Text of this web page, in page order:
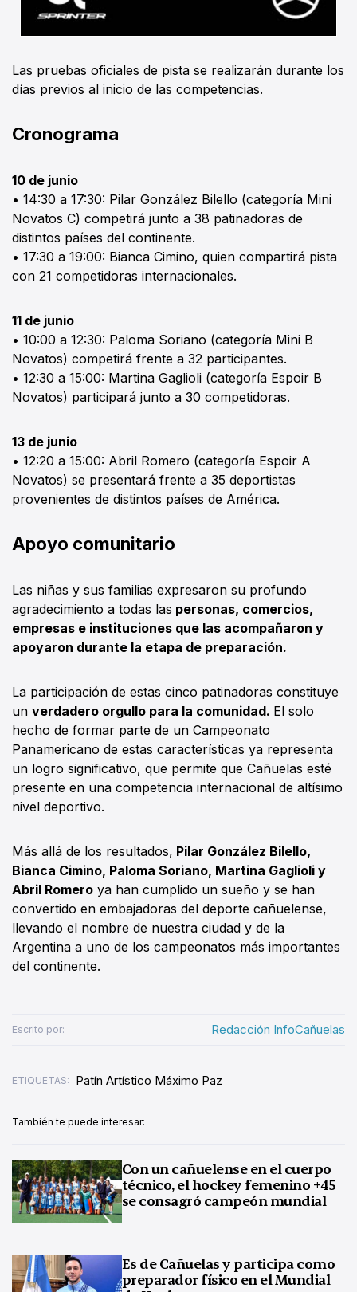
Las pruebas oficiales de pista se realizarán durante los
días previos al inicio de las competencias.
Cronograma
10 de junio
• 14:30 a 17:30: Pilar González Bilello (categoría Mini
Novatos C) competirá junto a 38 patinadoras de
distintos países del continente.
• 17:30 a 19:00: Bianca Cimino, quien compartirá pista
con 21 competidoras internacionales.
11 de junio
• 10:00 a 12:30: Paloma Soriano (categoría Mini B
Novatos) competirá frente a 32 participantes.
• 12:30 a 15:00: Martina Gaglioli (categoría Espoir B
Novatos) participará junto a 30 competidoras.
13 de junio
• 12:20 a 15:00: Abril Romero (categoría Espoir A
Novatos) se presentará frente a 35 deportistas
provenientes de distintos países de América.
Apoyo comunitario
Las niñas y sus familias expresaron su profundo
agradecimiento a todas las personas, comercios,
empresas e instituciones que las acompañaron y
apoyaron durante la etapa de preparación.
La participación de estas cinco patinadoras constituye
un verdadero orgullo para la comunidad. El solo
hecho de formar parte de un Campeonato
Panamericano de estas características ya representa
un logro significativo, que permite que Cañuelas esté
presente en una competencia internacional de altísimo
nivel deportivo.
Más allá de los resultados, Pilar González Bilello,
Bianca Cimino, Paloma Soriano, Martina Gaglioli y
Abril Romero ya han cumplido un sueño y se han
convertido en embajadoras del deporte cañuelense,
llevando el nombre de nuestra ciudad y de la
Argentina a uno de los campeonatos más importantes
del continente.
Escrito por: Redacción InfoCañuelas
ETIQUETAS: Patín Artístico Máximo Paz
También te puede interesar:
Con un cañuelense en el cuerpo
técnico, el hockey femenino +45
se consagró campeón mundial
Es de Cañuelas y participa como
preparador físico en el Mundial